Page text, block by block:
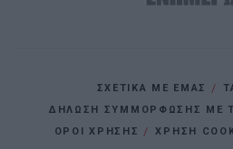
ΣΧΕΤΙΚΑ ΜΕ ΕΜΑΣ
ΔΗΛΩΣΗ ΣΥΜΜΟΡΦΩΣΗΣ ΜΕ
ΌΡΟΙ ΧΡΗΣΗΣ
ΧΡΗΣΗ